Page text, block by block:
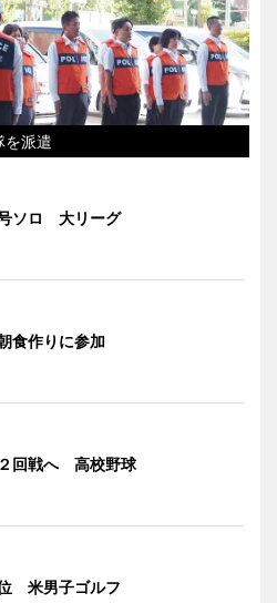
を派遣
ソロ 大リーグ
食作りに参加
回戦へ 高校野球
米男子ゴルフ